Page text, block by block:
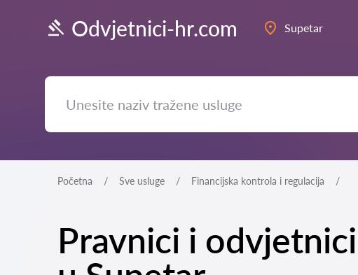
Odvjetnici-hr.com Supetar
Početna Sve usluge Financijska kontrola i regulacija
Pravnici i